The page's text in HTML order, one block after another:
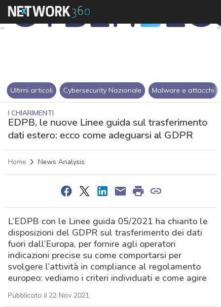
Ultimi articoli Cybersecurity Nazionale Malware e attacchi
I CHIARIMENTI
EDPB, le nuove Linee guida sul trasferimento
dati estero: ecco come adeguarsi al GDPR
Home News Analysis
L’EDPB con le Linee guida 05/2021 ha chiarito le
disposizioni del GDPR sul trasferimento dei dati
fuori dall’Europa, per fornire agli operatori
indicazioni precise su come comportarsi per
svolgere l’attività in compliance al regolamento
europeo: vediamo i criteri individuati e come agire
Pubblicato il 22 Nov 2021